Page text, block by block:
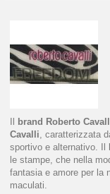
brand Roberto
Cavalli, caratterizzata
sportivo e alternativo. Il
le stampe, che nella
fantasia e amore per la
maculati.